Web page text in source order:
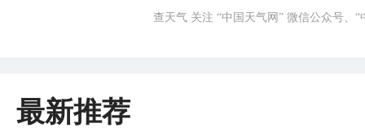
查天气 关注 “中国天气网” 微信公众号、
最新推荐